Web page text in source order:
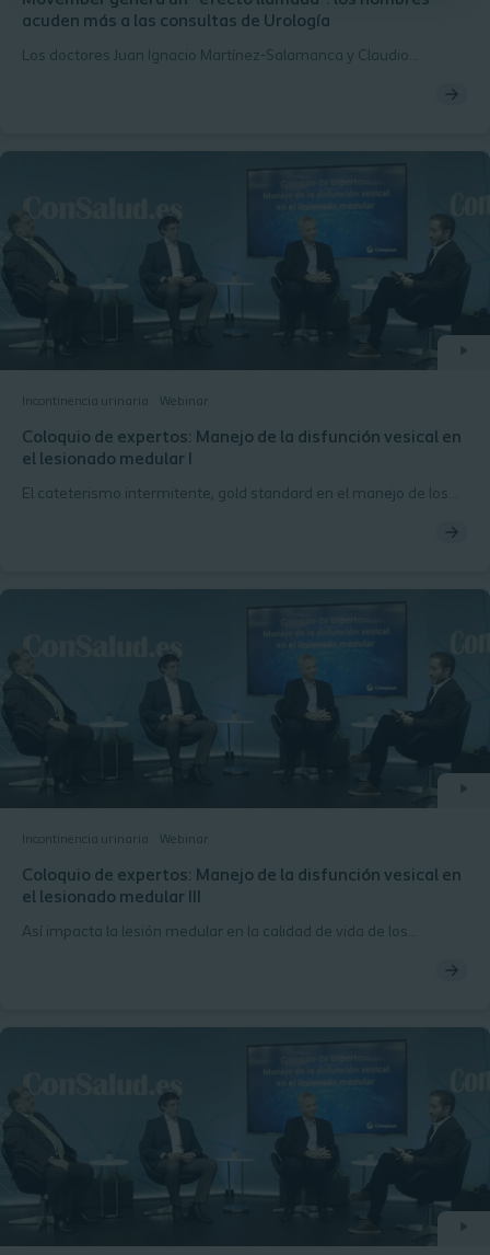
acuden más a las consultas de Urología
Los doctores Juan Ignacio Martínez-Salamanca y Claudio
Incontinencia urinaria Webinar
Coloquio de expertos: Manejo de la disfunción vesical en
el lesionado medular I
El cateterismo intermitente, gold standard en el manejo de los
Incontinencia urinaria Webinar
Coloquio de expertos: Manejo de la disfunción vesical en
el lesionado medular III
Así impacta la lesión medular en la calidad de vida de los